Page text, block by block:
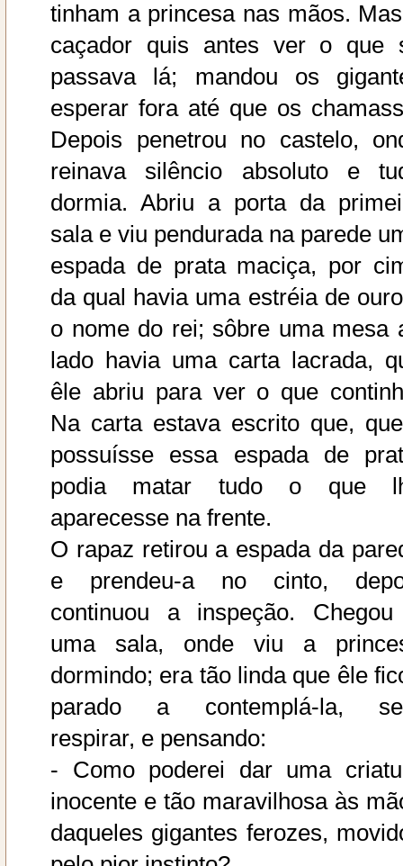
tinham a princesa nas mãos.
caçador quis antes ver o que
passava lá; mandou os
esperar fora até que os
Depois penetrou no castelo,
reinava silêncio absoluto e
dormia. Abriu a porta da
sala e viu pendurada na parede
espada de prata maciça, por
da qual havia uma estréia de
o nome do rei; sôbre uma mesa
lado havia uma carta lacrada,
êle abriu para ver o que
Na carta estava escrito que,
possuísse essa espada de
podia matar tudo o que
aparecesse na frente.
O rapaz retirou a espada da
e prendeu-a no cinto,
continuou a inspeção.
uma sala, onde viu a
dormindo; era tão linda que êle
parado a contemplá-la,
respirar, e pensando:
- Como poderei dar uma
inocente e tão maravilhosa às
daqueles gigantes ferozes,